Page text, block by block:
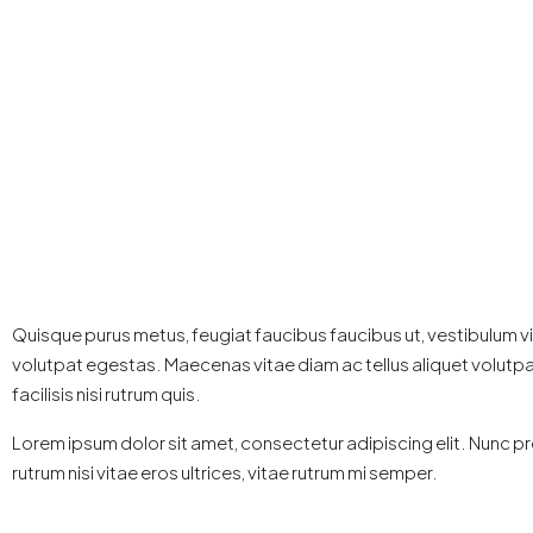
Quisque purus metus, feugiat faucibus faucibus ut, vestibulum
volutpat egestas. Maecenas vitae diam ac tellus aliquet
facilisis nisi rutrum quis.
Lorem ipsum dolor sit amet, consectetur adipiscing elit. Nunc
rutrum nisi vitae eros ultrices, vitae rutrum mi semper.